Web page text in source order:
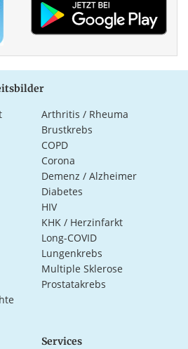
Arthritis / Rheuma
Brustkrebs
COPD
Corona
Demenz / Alzheimer
Diabetes
HIV
KHK / Herzinfarkt
Long-COVID
Lungenkrebs
Multiple Sklerose
Prostatakrebs
Services